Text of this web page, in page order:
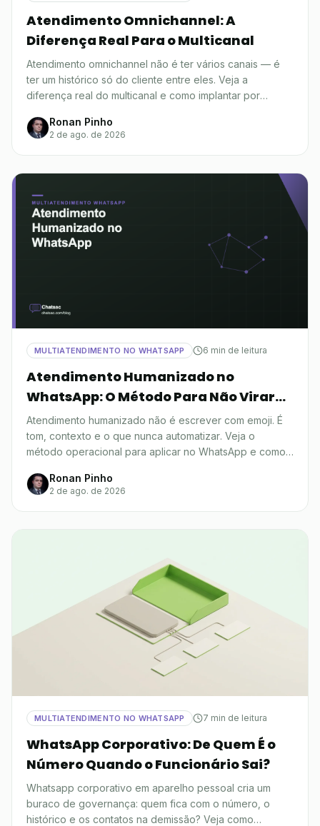
Atendimento Omnichannel: A
Diferença Real Para o Multicanal
Atendimento omnichannel não é ter vários canais — é
ter um histórico só do cliente entre eles. Veja a
diferença real do multicanal e como implantar por
Ronan Pinho
2 de ago. de 2026
MULTIATENDIMENTO NO WHATSAPP 6 min de leitura
Atendimento Humanizado no
WhatsApp: O Método Para Não Virar
Robô
Atendimento humanizado não é escrever com emoji. É
tom, contexto e o que nunca automatizar. Veja o
método operacional para aplicar no WhatsApp e como
Ronan Pinho
2 de ago. de 2026
MULTIATENDIMENTO NO WHATSAPP 7 min de leitura
WhatsApp Corporativo: De Quem É o
Número Quando o Funcionário Sai?
Whatsapp corporativo em aparelho pessoal cria um
buraco de governança: quem fica com o número, o
histórico e os contatos na demissão? Veja como